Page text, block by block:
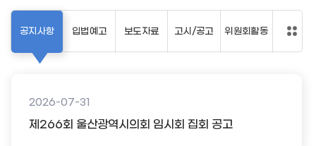
공지사항
2026-07-31
제266회 울산광역시의회 임시회 집회 공고
입법예고 보도자료 고시/공고 위원회활동